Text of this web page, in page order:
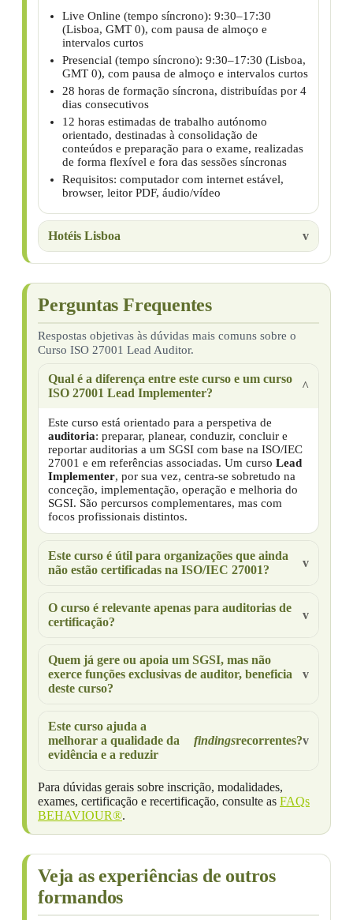
Live Online (tempo síncrono): 9:30–17:30
(Lisboa, GMT 0), com pausa de almoço e
intervalos curtos
Presencial (tempo síncrono): 9:30–17:30 (Lisboa,
GMT 0), com pausa de almoço e intervalos curtos
28 horas de formação síncrona, distribuídas por 4
dias consecutivos
12 horas estimadas de trabalho autónomo
orientado, destinadas à consolidação de
conteúdos e preparação para o exame, realizadas
de forma flexível e fora das sessões síncronas
Requisitos: computador com internet estável,
browser, leitor PDF, áudio/vídeo
Hotéis Lisboa
Perguntas Frequentes
Respostas objetivas às dúvidas mais comuns sobre o
Curso ISO 27001 Lead Auditor.
Qual é a diferença entre este curso e um curso
ISO 27001 Lead Implementer?
Este curso está orientado para a perspetiva de
auditoria: preparar, planear, conduzir, concluir e
reportar auditorias a um SGSI com base na ISO/IEC
27001 e em referências associadas. Um curso Lead
Implementer, por sua vez, centra-se sobretudo na
conceção, implementação, operação e melhoria do
SGSI. São percursos complementares, mas com
focos profissionais distintos.
Este curso é útil para organizações que ainda
não estão certificadas na ISO/IEC 27001?
O curso é relevante apenas para auditorias de
certificação?
Quem já gere ou apoia um SGSI, mas não
exerce funções exclusivas de auditor, beneficia
deste curso?
Este curso ajuda a
melhorar a qualidade da
evidência e a reduzir
findingsrecorrentes?
Para dúvidas gerais sobre inscrição, modalidades,
exames, certificação e recertificação, consulte as FAQs
BEHAVIOUR®.
Veja as experiências de outros
formandos